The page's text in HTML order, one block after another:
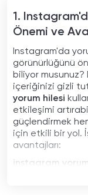
1.
Önemi ve
Instagram'da
görünürlüğünü
biliyor musunuz?
içeriğinizi gizli
yorum hilesi
etkileşimi
güçlendirmek
için etkili bir yol.
avantajları:
instagram yorum